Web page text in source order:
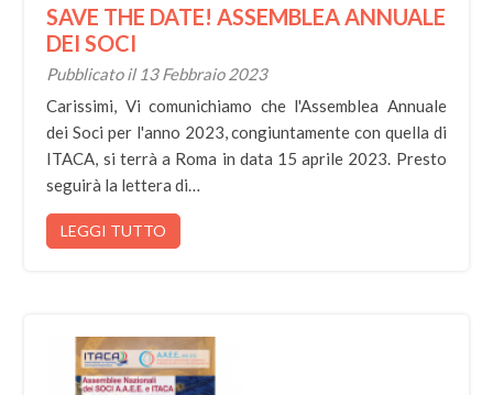
SAVE THE DATE! ASSEMBLEA ANNUALE
DEI SOCI
Pubblicato il 13 Febbraio 2023
Carissimi, Vi comunichiamo che l'Assemblea Annuale
dei Soci per l'anno 2023, congiuntamente con quella di
ITACA, si terrà a Roma in data 15 aprile 2023. Presto
seguirà la lettera di…
LEGGI TUTTO